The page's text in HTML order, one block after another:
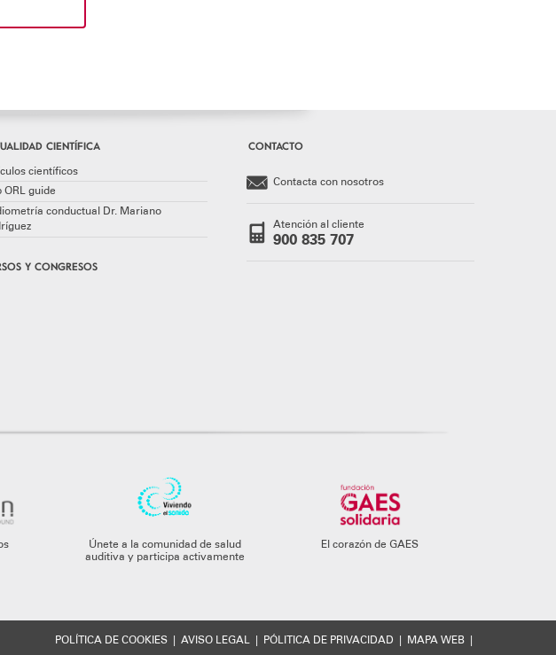
CIENTÍFICA
científicos
ORL guide
conductual Dr. Mariano
Y CONGRESOS
CONTACTO
Contacta con nosotros
Atención al cliente
900 835 707
Únete a la comunidad de salud
auditiva y participa activamente
El corazón de GAES
POLÍTICA DE COOKIES AVISO LEGAL PÓLITICA DE PRIVACIDAD MAPA WEB